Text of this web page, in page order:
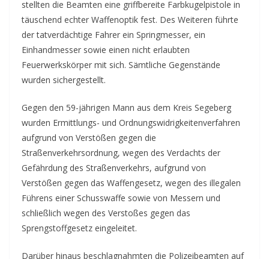
stellten die Beamten eine griffbereite Farbkugelpistole in
täuschend echter Waffenoptik fest. Des Weiteren führte
der tatverdächtige Fahrer ein Springmesser, ein
Einhandmesser sowie einen nicht erlaubten
Feuerwerkskörper mit sich. Sämtliche Gegenstände
wurden sichergestellt.
Gegen den 59-jährigen Mann aus dem Kreis Segeberg
wurden Ermittlungs- und Ordnungswidrigkeitenverfahren
aufgrund von Verstößen gegen die
Straßenverkehrsordnung, wegen des Verdachts der
Gefährdung des Straßenverkehrs, aufgrund von
Verstößen gegen das Waffengesetz, wegen des illegalen
Führens einer Schusswaffe sowie von Messern und
schließlich wegen des Verstoßes gegen das
Sprengstoffgesetz eingeleitet.
Darüber hinaus beschlagnahmten die Polizeibeamten auf